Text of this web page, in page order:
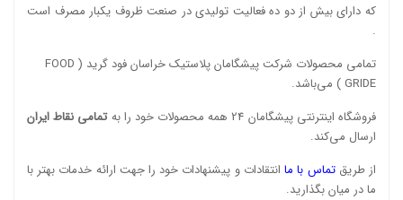
که دارای بیش از دو ده فعالیت تولیدی در صنعت ظروف یکبار مصرف است
.
تمامی محصولات شرکت پیشگامان پلاستیک خراسان
فود گرید ( FOOD
GRIDE )
می‌باشد.
فروشگاه اینترنتی پیشگامان 24 همه محصولات خود را به
تمامی نقاط ایران
ارسال می‌کند.
از طریقتماس با ما انتقادات و پیشنهادات خود را جهت ارائه خدمات بهتر با
ما در میان بگذارید.